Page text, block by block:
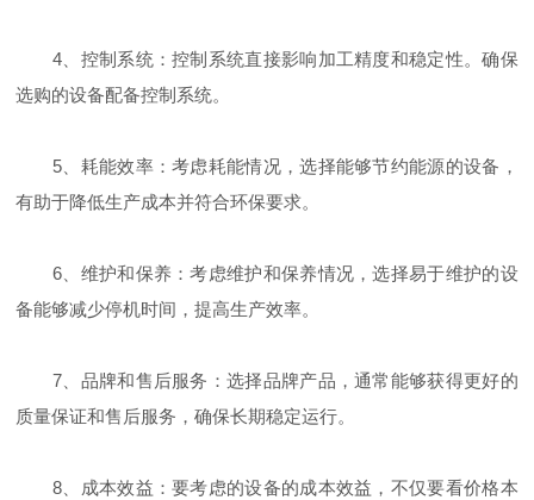
4、控制系统：控制系统直接影响加工精度和稳定性。确保
选购的设备配备控制系统。
5、耗能效率：考虑耗能情况，选择能够节约能源的设备，
有助于降低生产成本并符合环保要求。
6、维护和保养：考虑维护和保养情况，选择易于维护的设
备能够减少停机时间，提高生产效率。
7、品牌和售后服务：选择品牌产品，通常能够获得更好的
质量保证和售后服务，确保长期稳定运行。
8、成本效益：要考虑的设备的成本效益，不仅要看价格本